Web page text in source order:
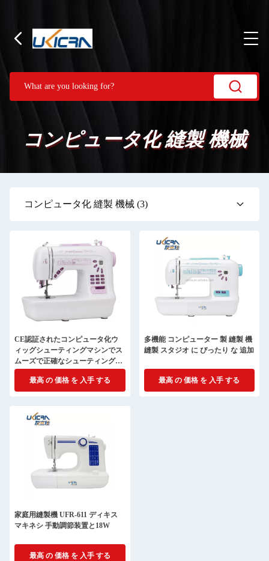
コンピュータ化 縫製 機械
コンピュータ化 縫製 機械 (3)
CE認証されたコンピュータ化ウ
ィッグシューティングマシンでス
ムーズで正確なシューティングを
体験します
最高 の 価格 を 入手 する
多機能 コンピューター 製 縫製 機
縫製 スタジオ に ぴったり な 追加
最高 の 価格 を 入手 する
家庭用縫製機 UFR-611 ディキス
マキネシ 手動調節装置と18W
最高 の 価格 を 入手 する